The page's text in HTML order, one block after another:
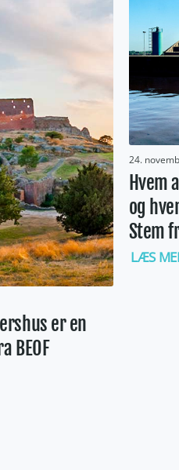
er en
BEOF
24.
Hvem
og
Stem
LÆS